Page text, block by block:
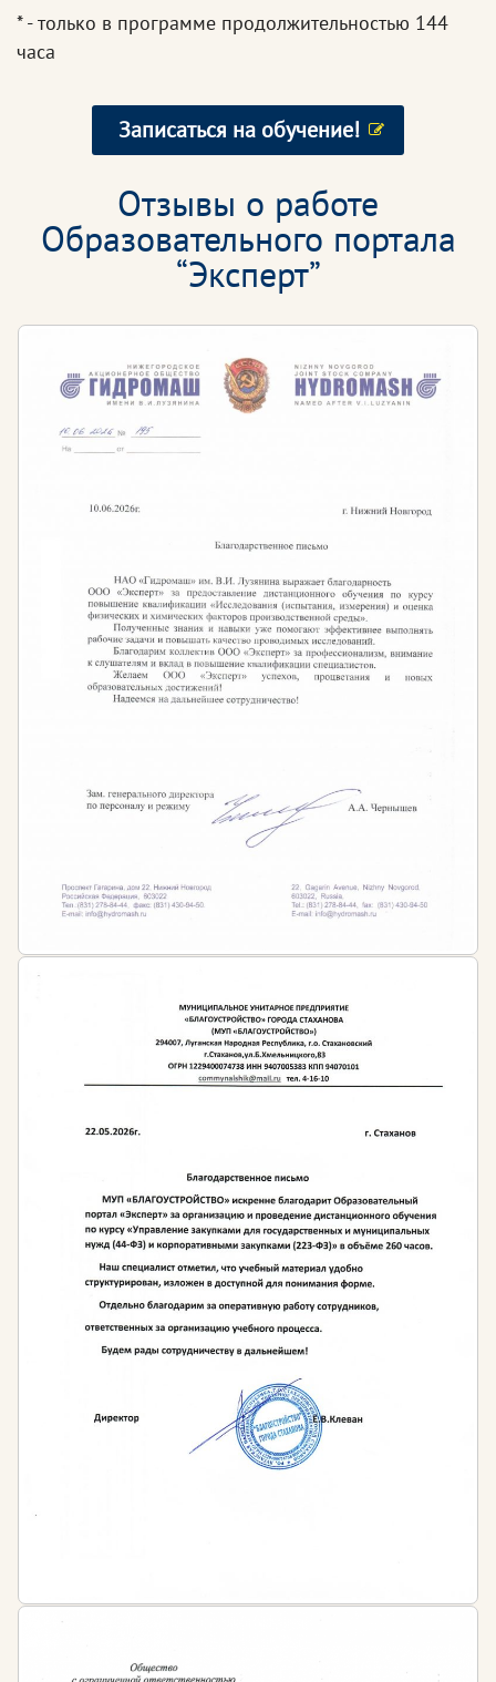
* - только в программе продолжительностью 144
часа
Записаться на обучение!
Отзывы о работе
Образовательного портала
“Эксперт”